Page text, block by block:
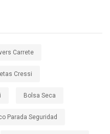
Carrete
Cressi
Bolsa Seca
Parada Seguridad